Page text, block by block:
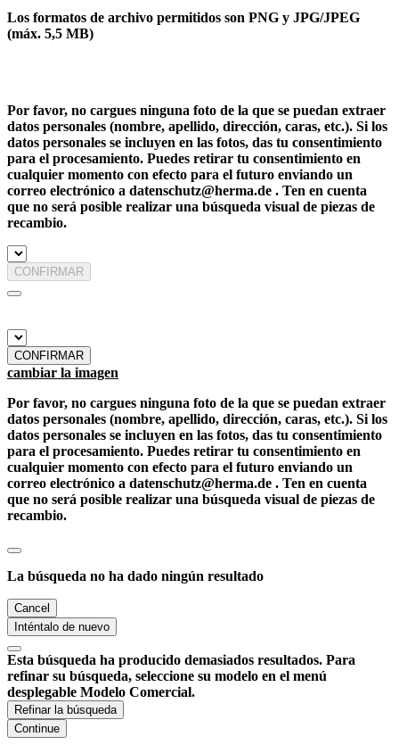
Los formatos de archivo permitidos son PNG y JPG/JPEG
(máx. 5,5 MB)
Por favor, no cargues ninguna foto de la que se puedan extraer
datos personales (nombre, apellido, dirección, caras, etc.). Si los
datos personales se incluyen en las fotos, das tu consentimiento
para el procesamiento. Puedes retirar tu consentimiento en
cualquier momento con efecto para el futuro enviando un
correo electrónico a datenschutz@herma.de . Ten en cuenta
que no será posible realizar una búsqueda visual de piezas de
recambio.
CONFIRMAR
CONFIRMAR
cambiar la imagen
Por favor, no cargues ninguna foto de la que se puedan extraer
datos personales (nombre, apellido, dirección, caras, etc.). Si los
datos personales se incluyen en las fotos, das tu consentimiento
para el procesamiento. Puedes retirar tu consentimiento en
cualquier momento con efecto para el futuro enviando un
correo electrónico a datenschutz@herma.de . Ten en cuenta
que no será posible realizar una búsqueda visual de piezas de
recambio.
La búsqueda no ha dado ningún resultado
Cancel
Inténtalo de nuevo
Esta búsqueda ha producido demasiados resultados. Para
refinar su búsqueda, seleccione su modelo en el menú
desplegable Modelo Comercial.
Refinar la búsqueda
Continue